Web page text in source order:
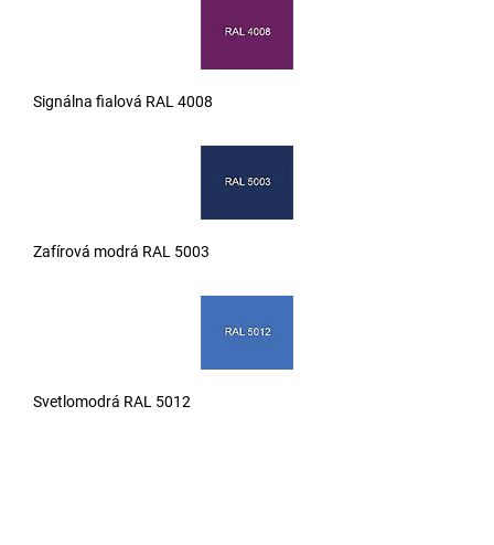
Signálna fialová RAL 4008
Zafírová modrá RAL 5003
Svetlomodrá RAL 5012